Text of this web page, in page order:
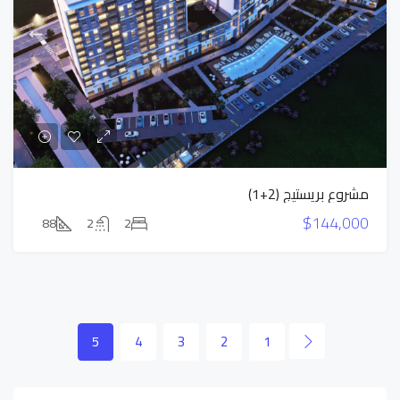
مشروع بريستيج (2+1)
$144,000
2
2
88
1
2
3
4
5